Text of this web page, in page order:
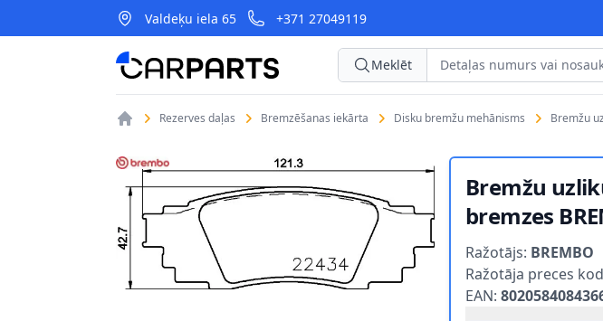
Valdeķu iela 65 +371 27049119
CarParts Meklēt
Rezerves daļas Bremzēšanas iekārta Disku bremžu mehānisms Bremžu
Bremžu
bremzes
Ražotājs: BREMBO
Ražotāja preces
EAN: